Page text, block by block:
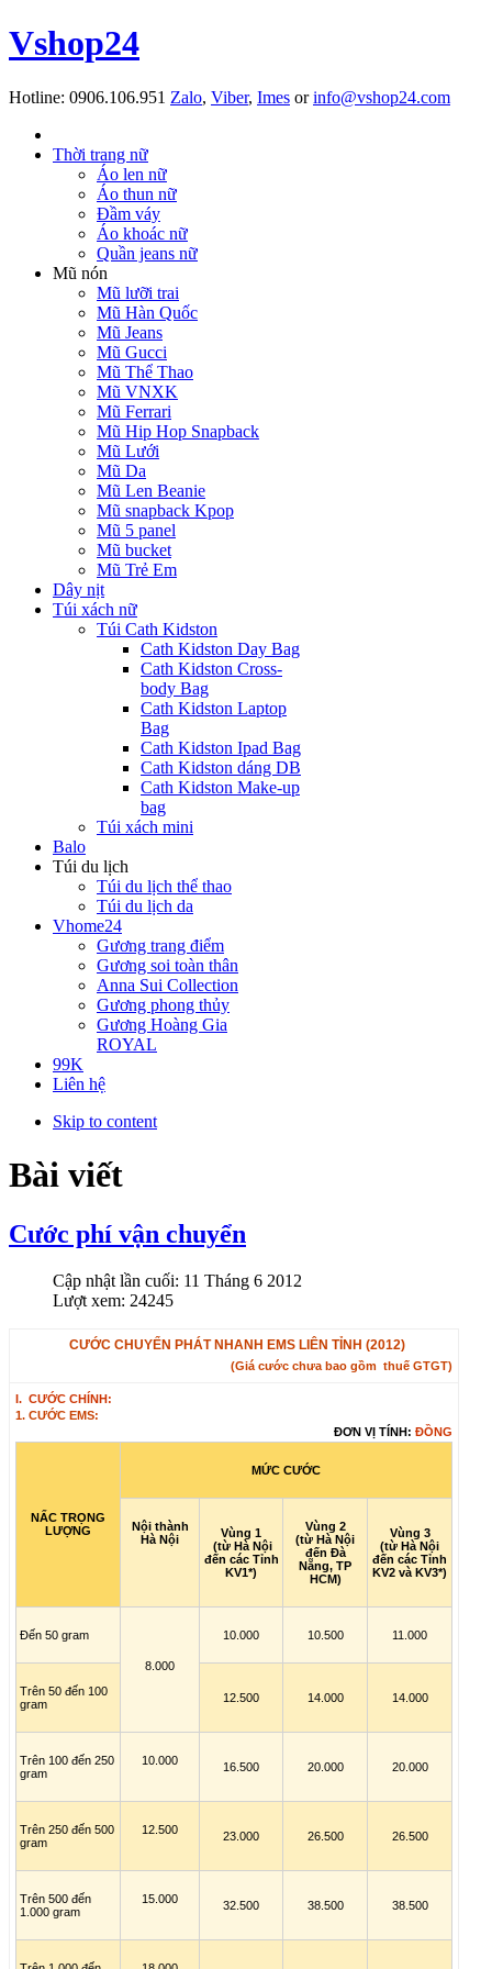
Vshop24
Hotline: 0906.106.951 Zalo, Viber, Imes orinfo@vshop24.com
Thời trang nữ
Áo len nữ
Áo thun nữ
Đầm váy
Áo khoác nữ
Quần jeans nữ
Mũ nón
Mũ lưỡi trai
Mũ Hàn Quốc
Mũ Jeans
Mũ Gucci
Mũ Thể Thao
Mũ VNXK
Mũ Ferrari
Mũ Hip Hop Snapback
Mũ Lưới
Mũ Da
Mũ Len Beanie
Mũ snapback Kpop
Mũ 5 panel
Mũ bucket
Mũ Trẻ Em
Dây nịt
Túi xách nữ
Túi Cath Kidston
Cath Kidston Day Bag
Cath Kidston Cross-
body Bag
Cath Kidston Laptop
Bag
Cath Kidston Ipad Bag
Cath Kidston dáng DB
Cath Kidston Make-up
bag
Túi xách mini
Balo
Túi du lịch
Túi du lịch thể thao
Túi du lịch da
Vhome24
Gương trang điểm
Gương soi toàn thân
Anna Sui Collection
Gương phong thủy
Gương Hoàng Gia
ROYAL
99K
Liên hệ
Skip to content
Bài viết
Cước phí vận chuyển
Cập nhật lần cuối: 11 Tháng 6 2012
Lượt xem: 24245
CƯỚC CHUYỂN PHÁT NHANH EMS LIÊN TỈNH (2012)
(Giá cước chưa bao gồm thuế GTGT)
I. CƯỚC CHÍNH:
1. CƯỚC EMS:
ĐƠN VỊ TÍNH:ĐỒNG
NẤC TRỌNG
LƯỢNG
MỨC CƯỚC
Nội thành
Hà Nội
Vùng 1
(từ Hà Nội
đến các Tỉnh
KV1*)
Vùng 2
(từ Hà Nội
đến Đà
Nẵng, TP
HCM)
Vùng 3
(từ Hà Nội
đến các Tỉnh
KV2 và KV3*)
Đến 50 gram
8.000
10.000 10.500 11.000
Trên 50 đến 100
gram
12.500 14.000 14.000
Trên 100 đến 250
gram
10.000 16.500 20.000 20.000
Trên 250 đến 500
gram
12.500 23.000 26.500 26.500
Trên 500 đến
1.000 gram
15.000 32.500 38.500 38.500